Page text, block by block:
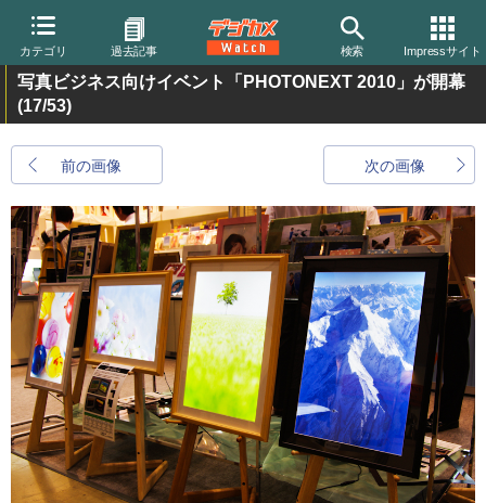
カテゴリ 過去記事 検索 Impressサイト
写真ビジネス向けイベント「PHOTONEXT 2010」が開幕
(17/53)
前の画像 次の画像